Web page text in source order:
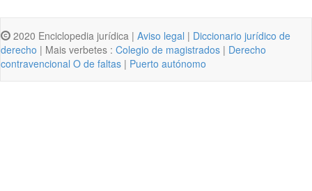
2020 Enciclopedia jurídica | Aviso legal | Diccionario jurídico de
derecho | Mais verbetes : Colegio de magistrados | Derecho
contravencional O de faltas | Puerto autónomo